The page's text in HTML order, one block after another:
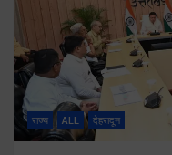
राज्य ALL देहरादून